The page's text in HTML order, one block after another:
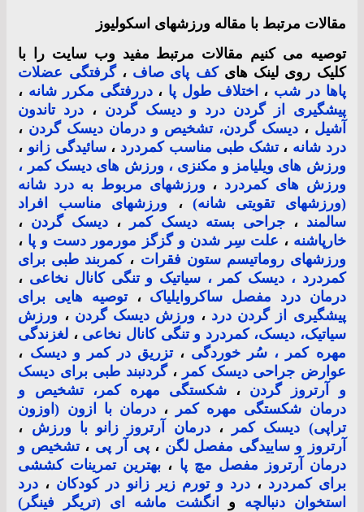
مقالات مرتبط با مقاله ورزشهای اسکولیوز
توصیه می کنیم مقالات مرتبط مفید وب سایت را با
کلیک روی لینک هایکف پای صاف ،گرفتگی عضلات
پاها در شب ، اختلاف طول پا ،دررفتگی مکرر شانه ،
پیشگیری از گردن درد و دیسک گردن ، درد تاندون
آشیل ،دیسک گردن، تشخیص و درمان دیسک گردن ،
درد شانه ،تشک طبی مناسب کمردرد ،سائیدگی زانو ،
ورزش های ویلیامز و مکنزی ، ورزش های دیسک کمر ،
ورزش های کمردرد ، ورزشهای مربوط به درد شانه
(ورزشهای تقویتی شانه) ، ورزشهای مناسب افراد
سالمند ،جراحی بسته دیسک کمر ، دیسک گردن ،
خارپاشنه ، علت سِر شدن و گزگز مورمور دست و پا ،
ورزشهای روماتیسم ستون فقرات ،کمربند طبی برای
کمردرد ، دیسک کمر ، سیاتیک و تنگی کانال نخاعی ،
درمان درد مفصل ساکروایلیاک ،توصیه هایی برای
پیشگیری از گردن درد ، ورزش دیسک گردن ، ورزش
سیاتیک، دیسک، کمردرد و تنگی کانال نخاعی ، لغزندگی
مهره کمر ، سُر خوردگی ،تزریق در کمر و دیسک ،
عوارض جراحی دیسک کمر ،گردنبند طبی برای دیسک
و آرتروز گردن ، شکستگی مهره کمر، تشخیص و
درمان شکستگی مهره کمر
،درمان با ازون (اوزون
تراپی) دیسک کمر
،درمان آرتروز زانو با ورزش ،
آرتروز و ساییدگی مفصل لگن ،پی آر پی ،تشخیص و
درمان آرتروز مفصل مچ پا ، بهترین تمرینات کششی
برای کمردرد ،درد و تورم زیر زانو در کودکان ، درد
استخوان دنبالچه و
انگشت ماشه ای (تریگر فینگر)